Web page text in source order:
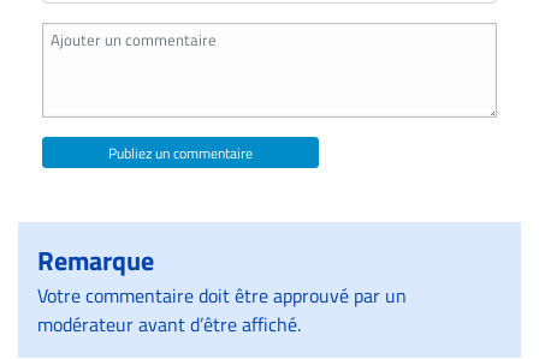
Publiez un commentaire
Remarque
Votre commentaire doit être approuvé par un
modérateur avant d’être affiché.